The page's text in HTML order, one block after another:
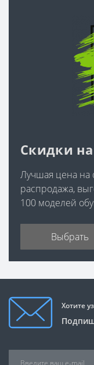
Женские зимние
Модные и
Молодежные
Зимние ботинки
Зимние ботинки
Женские зимние
Зимние белые
Женские зимние
Зимние ботинки
акция, скидки
Зимние замшевые
Зимние
Ботинки женские
Спортивные
Ботинки женские с
Осенние ботинки
Скидки
Лучшая цена на
распродажа,
100 моделей
Выбрать
Хотите